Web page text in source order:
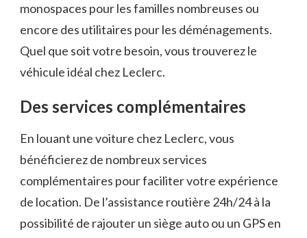
monospaces pour les familles nombreuses ou
encore des utilitaires pour les déménagements.
Quel que soit votre besoin, vous trouverez le
véhicule idéal chez Leclerc.
Des services complémentaires
En louant une voiture chez Leclerc, vous
bénéficierez de nombreux services
complémentaires pour faciliter votre expérience
de location. De l’assistance routière 24h/24 à la
possibilité de rajouter un siège auto ou un GPS en